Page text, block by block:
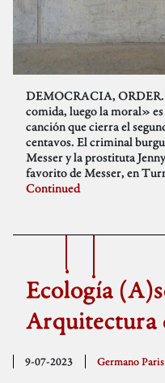
DEMOCRACIA,
comida, luego la moral»
canción que cierra el
centavos. El criminal
Messer y la prostituta
favorito de Messer, en
Continued
Ecología
Arquitectura
9-07-2023 Germano Paris